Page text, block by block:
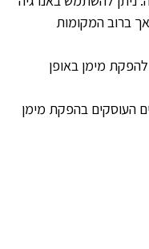
ברוב המקומות
מימן באופן
העוסקים בהפקת מימן